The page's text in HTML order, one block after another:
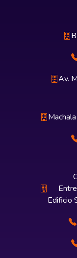
Av.
Edificio